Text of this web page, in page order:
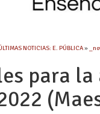
NOTICIAS: E. PÚBLICA»
para